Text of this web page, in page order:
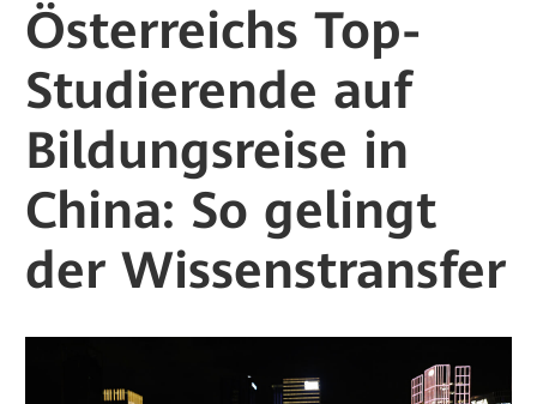
Österreichs Top-
Studierende auf
Bildungsreise in
China: So gelingt
der Wissenstransfer